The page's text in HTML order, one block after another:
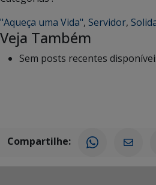
"Aqueça uma Vida", Servidor,
Veja Também
Sem posts recentes
Compartilhe: